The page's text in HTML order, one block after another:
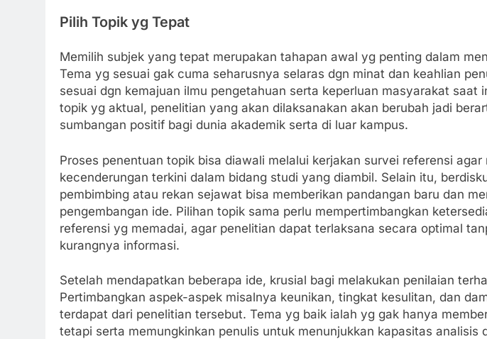
Pilih Topik yg Tepat
Memilih subjek yang tepat merupakan tahapan awal yg penting dalam
Tema yg sesuai gak cuma seharusnya selaras dgn minat dan keahlian
sesuai dgn kemajuan ilmu pengetahuan serta keperluan masyarakat saat
topik yg aktual, penelitian yang akan dilaksanakan akan berubah jadi
sumbangan positif bagi dunia akademik serta di luar kampus.
Proses penentuan topik bisa diawali melalui kerjakan survei referensi agar
kecenderungan terkini dalam bidang studi yang diambil. Selain itu,
pembimbing atau rekan sejawat bisa memberikan pandangan baru dan
pengembangan ide. Pilihan topik sama perlu mempertimbangkan
referensi yg memadai, agar penelitian dapat terlaksana secara optimal
kurangnya informasi.
Setelah mendapatkan beberapa ide, krusial bagi melakukan penilaian
Pertimbangkan aspek-aspek misalnya keunikan, tingkat kesulitan, dan
terdapat dari penelitian tersebut. Tema yg baik ialah yg gak hanya
tetapi serta memungkinkan penulis untuk menunjukkan kapasitas analisis